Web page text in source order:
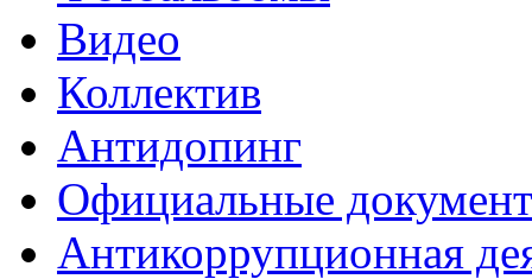
Видео
Коллектив
Антидопинг
Официальные
Антикоррупционная